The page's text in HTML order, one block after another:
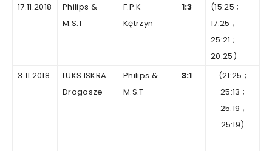
17.11.2018
Philips &
M.S.T
F.P.K
Kętrzyn
1:3 (15:25 ;
17:25 ;
25:21 ;
20:25)
3.11.2018
LUKS ISKRA
Drogosze
Philips &
M.S.T
3:1 (21:25 ;
25:13 ;
25:19 ;
25:19)